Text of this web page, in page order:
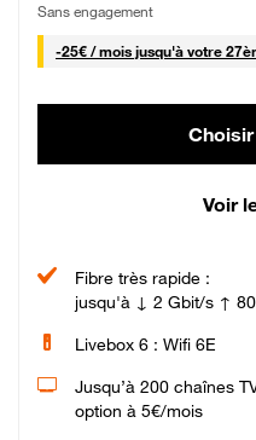
Sans engagement
-25€ / mois25 € par mois
jusqu'à votre
Voir
Fibre très rapide :
jusqu'à ↓ 2 Gbit/s ↑
Livebox 6 : Wifi 6E
Jusqu’à 200 chaînes
option à 5€/mois